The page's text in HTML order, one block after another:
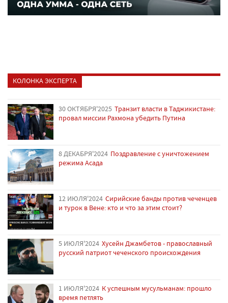
КОЛОНКА ЭКСПЕРТА
30 ОКТЯБРЯ'2025 Транзит власти в Таджикистане:
провал миссии Рахмона убедить Путина
8 ДЕКАБРЯ'2024 Поздравление с уничтожением
режима Асада
12 ИЮЛЯ'2024 Сирийские банды против чеченцев
и турок в Вене: кто и что за этим стоит?
5 ИЮЛЯ'2024 Хусейн Джамбетов - православный
русский патриот чеченского происхождения
1 ИЮЛЯ'2024 К успешным мусульманам: прошло
время петлять